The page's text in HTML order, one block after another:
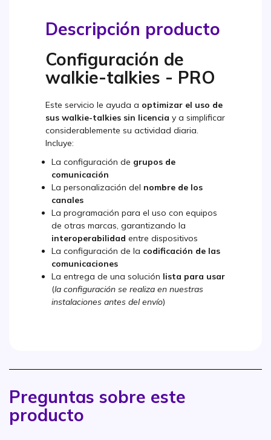
Descripción producto
Configuración de
walkie-talkies - PRO
Este servicio le ayuda a optimizar el uso de
sus walkie-talkies sin licencia y a simplificar
considerablemente su actividad diaria.
Incluye:
La configuración de grupos de
comunicación
La personalización del nombre de los
canales
La programación para el uso con equipos
de otras marcas, garantizando la
interoperabilidad entre dispositivos
La configuración de la codificación de las
comunicaciones
La entrega de una solución lista para usar
(la configuración se realiza en nuestras
instalaciones antes del envío)
Preguntas sobre este
producto